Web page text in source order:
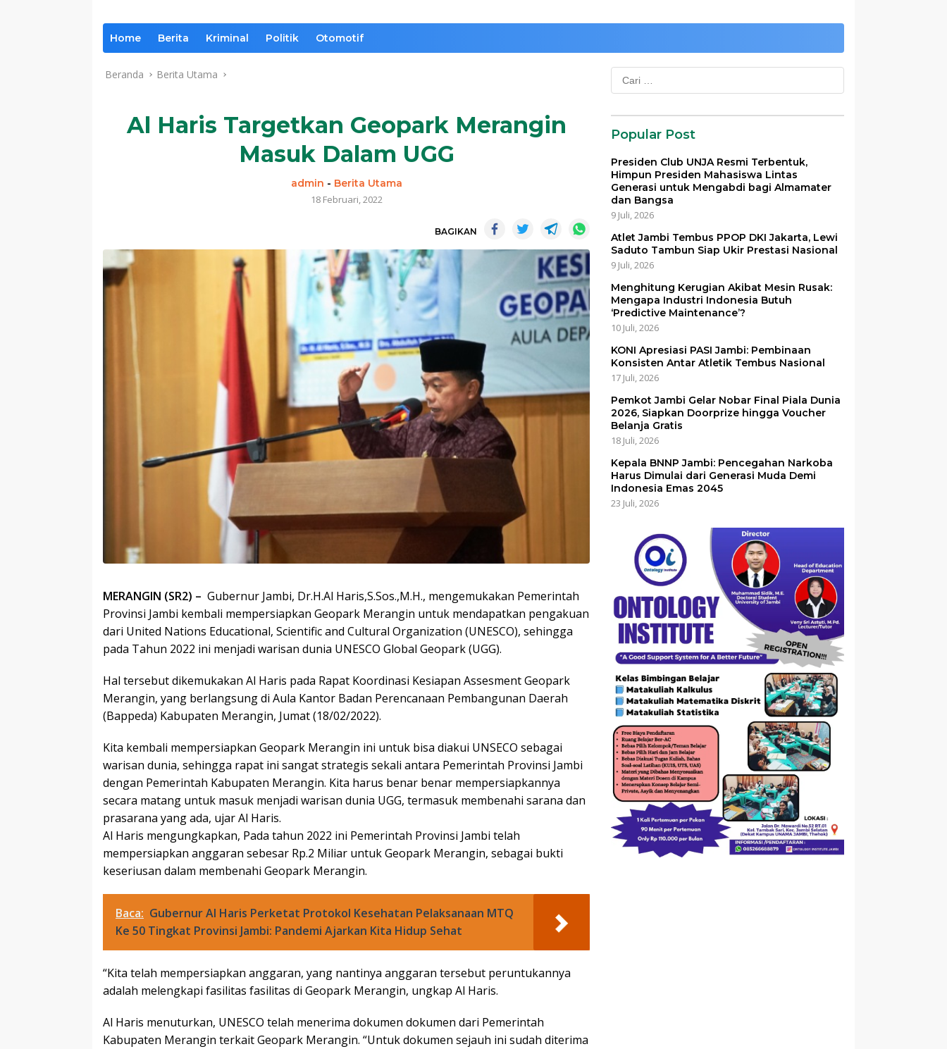
Home Berita Kriminal Politik Otomotif
Beranda Berita Utama
Al Haris Targetkan Geopark Merangin
Masuk Dalam UGG
admin - Berita Utama
18 Februari, 2022
BAGIKAN
MERANGIN (SR2) – Gubernur Jambi, Dr.H.Al Haris,S.Sos.,M.H., mengemukakan Pemerintah
Provinsi Jambi kembali mempersiapkan Geopark Merangin untuk mendapatkan pengakuan
dari United Nations Educational, Scientific and Cultural Organization (UNESCO), sehingga
pada Tahun 2022 ini menjadi warisan dunia UNESCO Global Geopark (UGG).
Hal tersebut dikemukakan Al Haris pada Rapat Koordinasi Kesiapan Assesment Geopark
Merangin, yang berlangsung di Aula Kantor Badan Perencanaan Pembangunan Daerah
(Bappeda) Kabupaten Merangin, Jumat (18/02/2022).
Kita kembali mempersiapkan Geopark Merangin ini untuk bisa diakui UNSECO sebagai
warisan dunia, sehingga rapat ini sangat strategis sekali antara Pemerintah Provinsi Jambi
dengan Pemerintah Kabupaten Merangin. Kita harus benar benar mempersiapkannya
secara matang untuk masuk menjadi warisan dunia UGG, termasuk membenahi sarana dan
prasarana yang ada, ujar Al Haris.
Al Haris mengungkapkan, Pada tahun 2022 ini Pemerintah Provinsi Jambi telah
mempersiapkan anggaran sebesar Rp.2 Miliar untuk Geopark Merangin, sebagai bukti
keseriusan dalam membenahi Geopark Merangin.
Baca: Gubernur Al Haris Perketat Protokol Kesehatan Pelaksanaan MTQ
Ke 50 Tingkat Provinsi Jambi: Pandemi Ajarkan Kita Hidup Sehat
“Kita telah mempersiapkan anggaran, yang nantinya anggaran tersebut peruntukannya
adalah melengkapi fasilitas fasilitas di Geopark Merangin, ungkap Al Haris.
Al Haris menuturkan, UNESCO telah menerima dokumen dokumen dari Pemerintah
Kabupaten Merangin terkait Geopark Merangin. “Untuk dokumen sejauh ini sudah diterima
Cari
untuk:
Popular Post
Presiden Club UNJA Resmi Terbentuk,
Himpun Presiden Mahasiswa Lintas
Generasi untuk Mengabdi bagi Almamater
dan Bangsa
9 Juli, 2026
Atlet Jambi Tembus PPOP DKI Jakarta, Lewi
Saduto Tambun Siap Ukir Prestasi Nasional
9 Juli, 2026
Menghitung Kerugian Akibat Mesin Rusak:
Mengapa Industri Indonesia Butuh
‘Predictive Maintenance’?
10 Juli, 2026
KONI Apresiasi PASI Jambi: Pembinaan
Konsisten Antar Atletik Tembus Nasional
17 Juli, 2026
Pemkot Jambi Gelar Nobar Final Piala Dunia
2026, Siapkan Doorprize hingga Voucher
Belanja Gratis
18 Juli, 2026
Kepala BNNP Jambi: Pencegahan Narkoba
Harus Dimulai dari Generasi Muda Demi
Indonesia Emas 2045
23 Juli, 2026